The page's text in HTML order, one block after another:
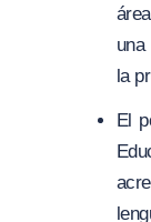
la
El